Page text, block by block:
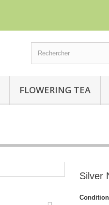
FLOWERING TEA
Silver
Condition